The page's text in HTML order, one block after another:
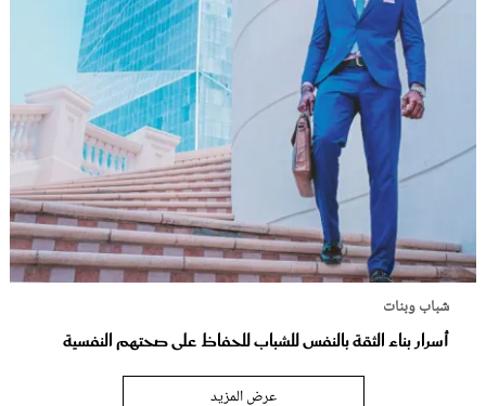
شباب وبنات
أسرار بناء الثقة بالنفس للشباب للحفاظ على صحتهم النفسية
عرض المزيد